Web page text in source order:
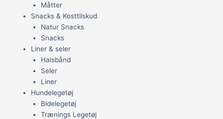
Måtter
Snacks & Kosttilskud
Natur Snacks
Snacks
Liner & seler
Halsbånd
Seler
Liner
Hundelegetøj
Bidelegetøj
Trænings Legetøj